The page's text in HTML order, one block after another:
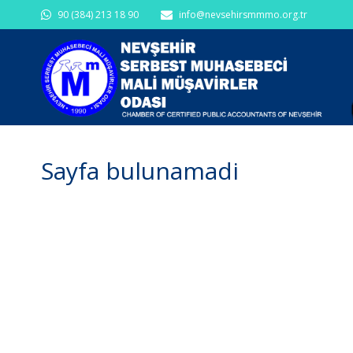
90 (384) 213 18 90 info@nevsehirsmmmo.org.tr
Sayfa bulunamadi